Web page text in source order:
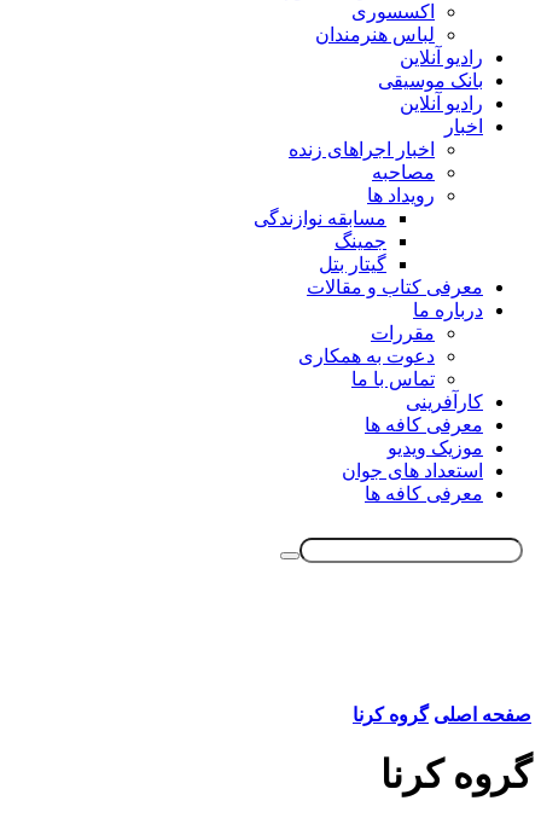
اکسسوری
لباس هنرمندان
رادیو آنلاین
بانک موسیقی
رادیو آنلاین
اخبار
اخبار اجراهای زنده
مصاحبه
رویداد ها
مسابقه نوازندگی
جمینگ
گیتار بتل
معرفی کتاب و مقالات
درباره ما
مقررات
دعوت به همکاری
تماس با ما
کارآفرینی
معرفی کافه ها
موزیک ویدیو
استعداد های جوان
معرفی کافه ها
صفحه اصلی گروه کرنا
گروه کرنا